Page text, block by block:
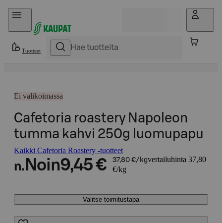
Hyppää sisältöön
Tuotteet
Ei valikoimassa
Cafetoria roastery Napoleon
tumma kahvi 250g luomupapu
Kaikki Cafetoria Roastery -tuotteet
n. Noin9,45 € 37,80 €/kgvertailuhinta 37,80
€/kg
Valitse toimitustapa